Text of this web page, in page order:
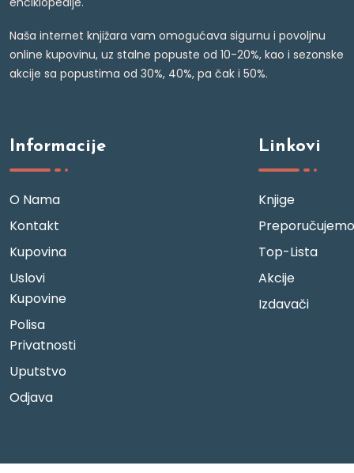
Naša internet knjižara vam omogućava sigurnu i povoljnu
online kupovinu, uz stalne popuste od 10-20%, kao i sezonske
akcije sa popustima od 30%, 40%, pa čak i 50%.
Informacije
O Nama
Kontakt
Kupovina
Uslovi
Kupovine
Polisa
Privatnosti
Uputstvo
Odjava
Linkovi
Knjige
Preporučujemo
Top-Lista
Akcije
Izdavači